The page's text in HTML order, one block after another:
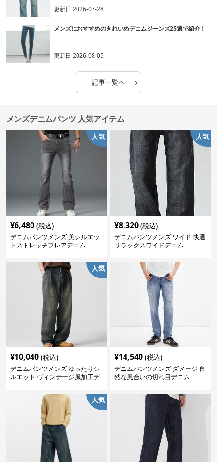
更新日2026-07-28
メンズにおすすめのきれいめデニムジーンズ25選で紹介！
更新日2026-08-05
記事一覧へ ›
メンズデニムパンツ 人気アイテム
人気
¥6,480 (税込)
デニムパンツメンズ 美シルエッ
トストレッチフレアデニム
人気
¥8,320 (税込)
デニムパンツメンズ ワイド 快適
リラックスワイドデニム
人気
¥10,040 (税込)
デニムパンツメンズ ゆったりシ
ルエット ヴィンテージ風加工デ
¥14,540 (税込)
デニムパンツメンズ ダメージ 自
然な風合いの切れ目デニム
人気